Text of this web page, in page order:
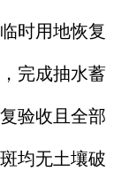
时用地恢复
完成抽水蓄
验收且全部
均无土壤破